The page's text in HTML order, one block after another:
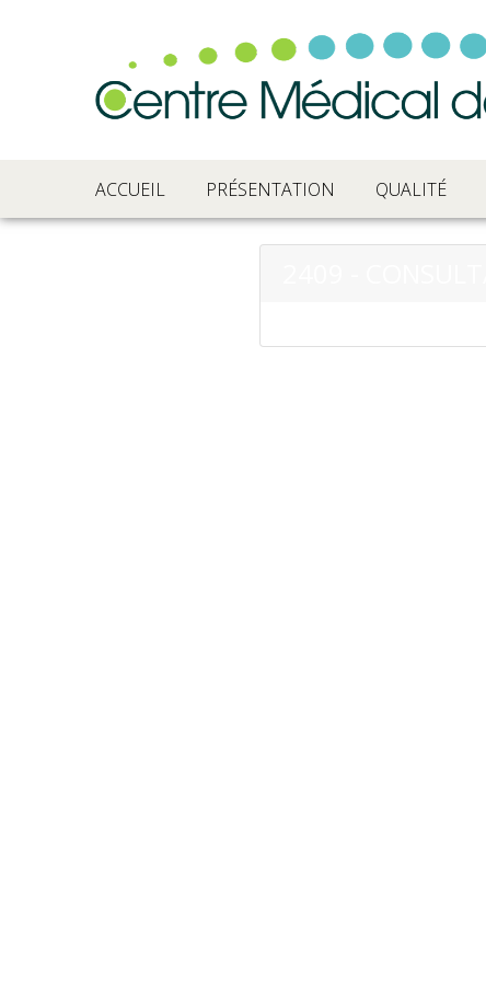
ACCUEIL PRÉSENTATION QUALITÉ